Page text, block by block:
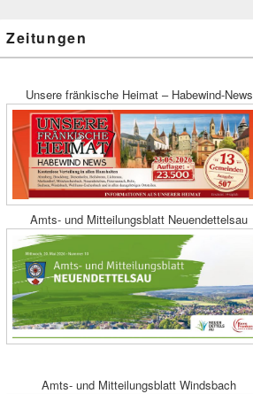
Zeitungen
Unsere fränkische Heimat – Habewind-News
Amts- und Mitteilungsblatt Neuendettelsau
Amts- und Mitteilungsblatt Windsbach